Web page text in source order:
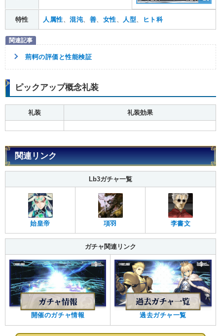
特性 人属性 、混沌、 善 女性 人型 ヒト科
荊軻の評価と性能検証
ピックアップ概念礼装
礼装 礼装効果
関連リンク
Lb3ガチャ一覧
始皇帝 項羽 李書文
ガチャ関連リンク
開催のガチャ情報 過去ガチャ一覧